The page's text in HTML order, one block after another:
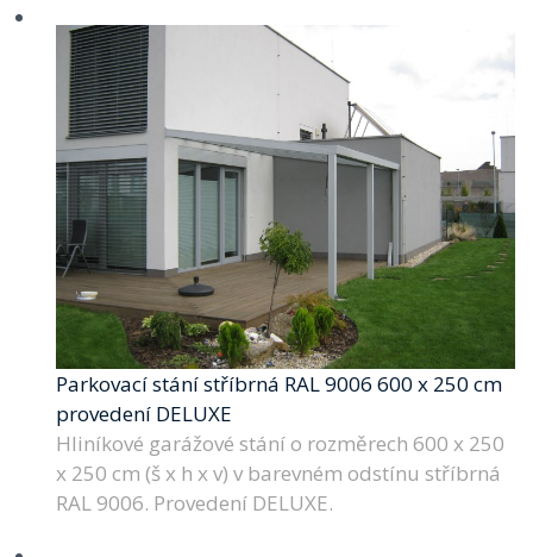
Parkovací stání stříbrná RAL 9006 600 x 250 cm
provedení DELUXE
Hliníkové garážové stání o rozměrech 600 x 250
x 250 cm (š x h x v) v barevném odstínu stříbrná
RAL 9006. Provedení DELUXE.